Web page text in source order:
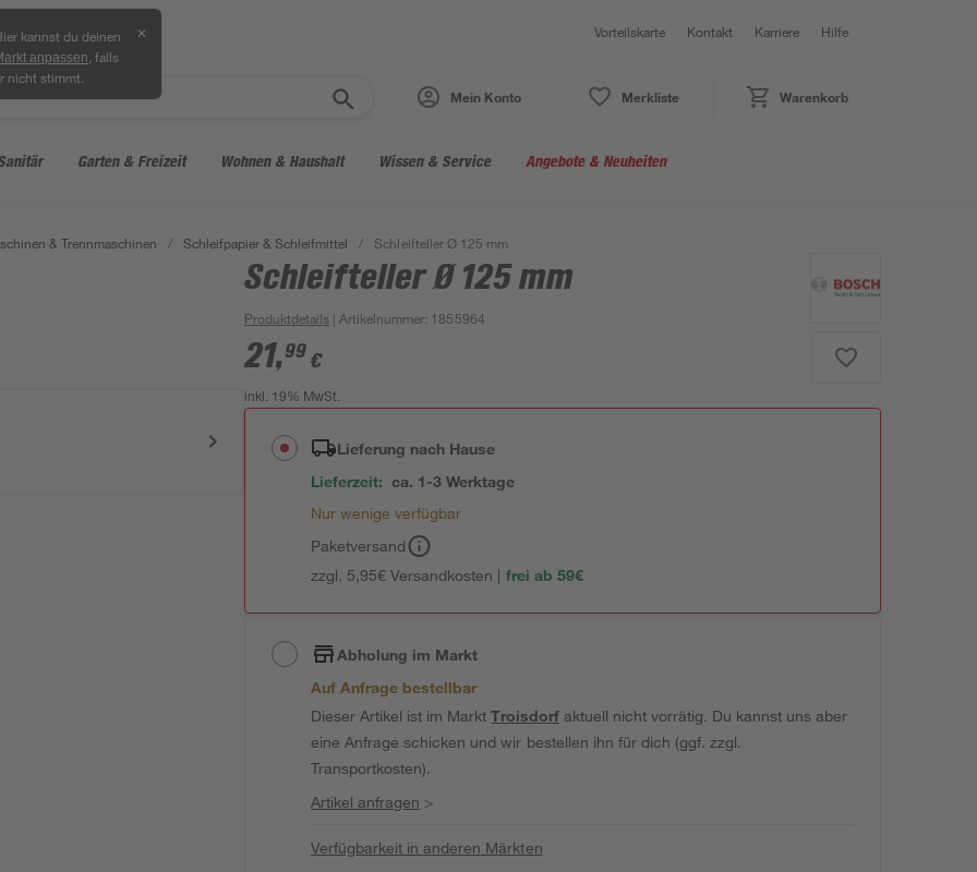
kannst du deinen
anpassen , falls
nicht stimmt.
✕ Vorteilskarte Kontakt Karriere Hilfe
Mein Konto Merkliste Warenkorb
Garten & Freizeit Wohnen & Haushalt Wissen & Service Angebote & Neuheiten
& Trennmaschinen / Schleifpapier & Schleifmittel / Schleifteller Ø 125 mm
Schleifteller Ø 125 mm
Produktdetails | Artikelnummer: 1855964
21,99 €
inkl. 19% MwSt.
Lieferung nach Hause
Lieferzeit: ca. 1-3 Werktage
Nur wenige verfügbar
Paketversand
zzgl. 5,95€ Versandkosten | frei ab 59€
Abholung im Markt
Auf Anfrage bestellbar
Dieser Artikel ist im MarktTroisdorfaktuell nicht vorrätig. Du kannst uns aber
eine Anfrage schicken und wir bestellen ihn für dich (ggf. zzgl.
Transportkosten).
Artikel anfragen >
Verfügbarkeit in anderen Märkten